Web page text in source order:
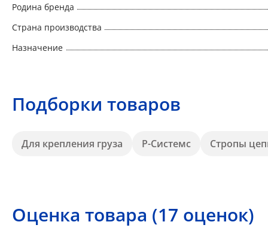
Родина бренда
Страна производства
Назначение
Подборки товаров
Для крепления груза Р-Системс Стропы
Оценка товара (17 оценок)